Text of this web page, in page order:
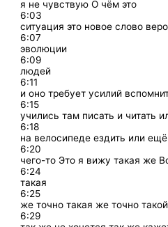
я не чувствую О чём это
6:03
ситуация это новое слово
6:07
эволюции
6:09
людей
6:11
и оно требует усилий
6:15
учились там писать и читать
6:18
на велосипеде ездить или ещё
6:20
чего-то Это я вижу такая же
6:24
такая
6:25
же точно такая же точно
6:29